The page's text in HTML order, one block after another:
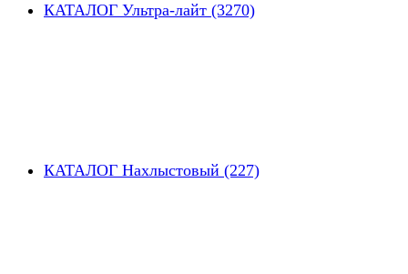
КАТАЛОГ Ультра-лайт (3270)
КАТАЛОГ Нахлыстовый (227)